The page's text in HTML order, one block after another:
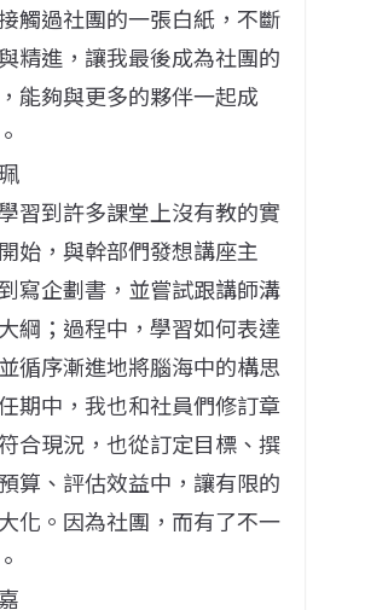
觸過社團的一張白紙，不斷
精進，讓我最後成為社團的
能夠與更多的夥伴一起成
習到許多課堂上沒有教的實
始，與幹部們發想講座主
寫企劃書，並嘗試跟講師溝
綱；過程中，學習如何表達
循序漸進地將腦海中的構思
期中，我也和社員們修訂章
合現況，也從訂定目標、撰
算、評估效益中，讓有限的
化。因為社團，而有了不一